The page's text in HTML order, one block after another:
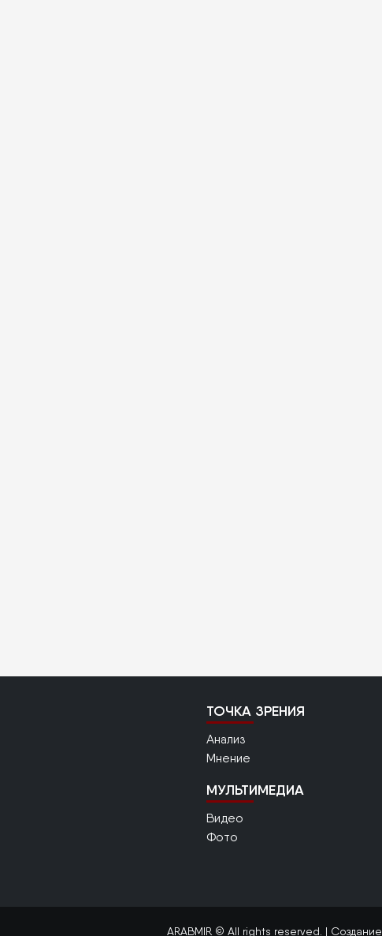
ТОЧКА ЗРЕНИЯ
Анализ
Мнение
МУЛЬТИМЕДИА
Видео
Фото
ARABMIR © All rights reserved. |